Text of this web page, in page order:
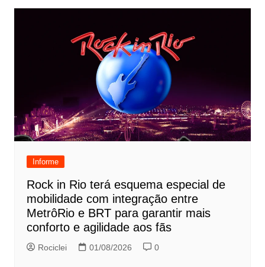
Informe
Rock in Rio terá esquema especial de
mobilidade com integração entre
MetrôRio e BRT para garantir mais
conforto e agilidade aos fãs
Rociclei 01/08/2026 0